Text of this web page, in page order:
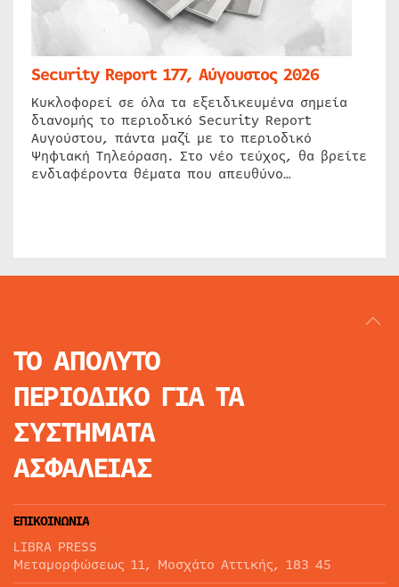
Security Report 177, Αύγουστος 2026
Κυκλοφορεί σε όλα τα εξειδικευμένα σημεία
διανομής το περιοδικό Security Report
Αυγούστου, πάντα μαζί με το περιοδικό
Ψηφιακή Τηλεόραση. Στο νέο τεύχος, θα βρείτε
ενδιαφέροντα θέματα που απευθύνο…
ΤΟ ΑΠΟΛΥΤΟ
ΠΕΡΙΟΔΙΚΟ ΓΙΑ ΤΑ
ΣΥΣΤΗΜΑΤΑ
ΑΣΦΑΛΕΙΑΣ
ΕΠΙΚΟΙΝΩΝΙΑ
LIBRA PRESS
Μεταμορφώσεως 11, Μοσχάτο Αττικής, 183 45